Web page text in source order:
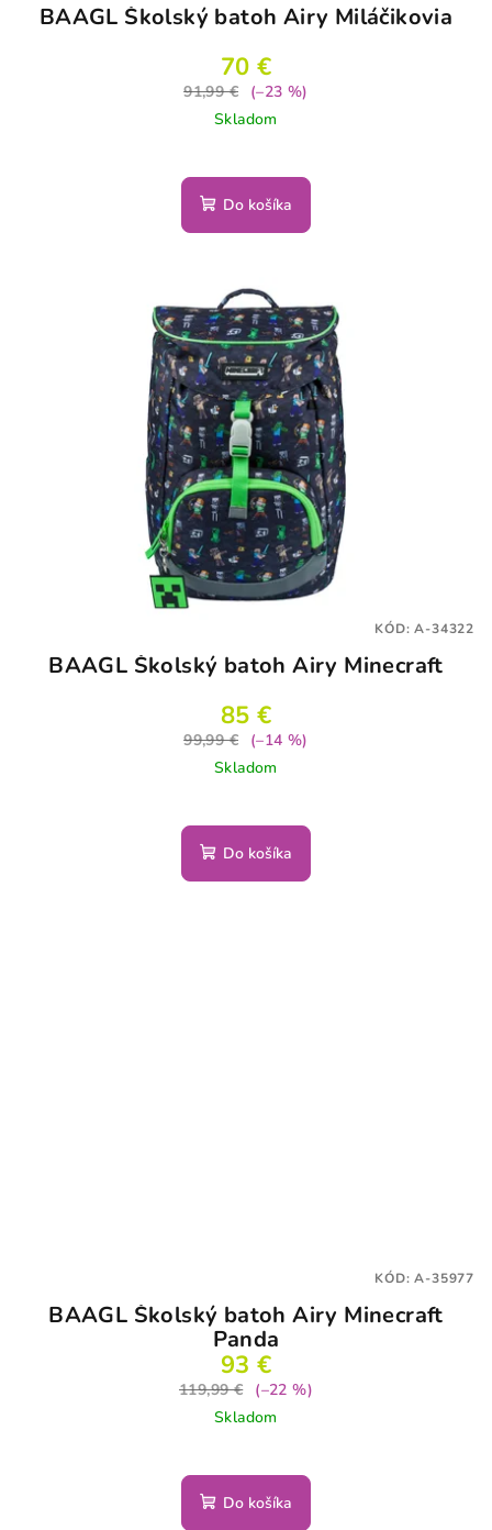
BAAGL Školský batoh Airy Miláčikovia
70 €
91,99 €
(–23 %)
Skladom
Do košíka
BAAGL Školský batoh Airy Minecraft
85 €
99,99 €
(–14 %)
Skladom
Do košíka
KÓD:A-34322
BAAGL Školský batoh Airy Minecraft
Panda
93 €
119,99 €
(–22 %)
Skladom
Do košíka
KÓD:A-35977